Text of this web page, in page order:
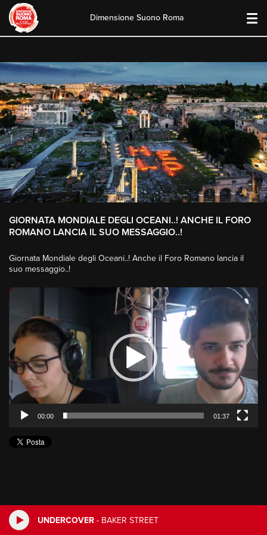
UNDERCOVER - BAKER STREET
content
Dimensione Suono Roma
GIORNATA MONDIALE DEGLI OCEANI..! ANCHE IL FORO
ROMANO LANCIA IL SUO MESSAGGIO..!
Giornata Mondiale degli Oceani..! Anche il Foro Romano lancia il
suo messaggio..!
Video
00:00 01:37